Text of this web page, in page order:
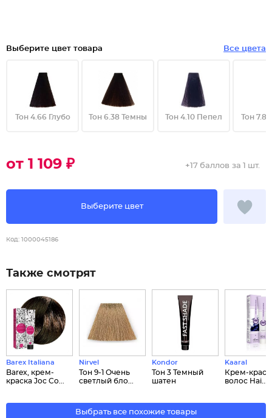
Выберите цвет товара Все цвета
Тон 4.66 Глубо Тон 6.38 Темны Тон 4.10 Пепел Тон
от 1 109 ₽
Выберите цвет
+17 баллов за 1 шт.
Код: 1000045186
Также смотрят
Barex Italiana
Barex, крем-
краска Joc Co...
Nirvel
Тон 9-1 Очень
светлый бло...
Kondor
Тон 3 Темный
шатен
Kaaral
Крем-
волос Hai...
Выбрать все похожие товары